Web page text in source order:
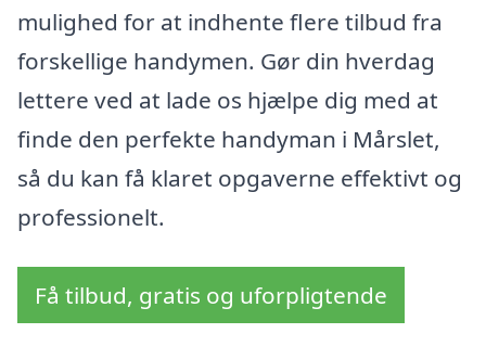
mulighed for at indhente flere tilbud fra
forskellige handymen. Gør din hverdag
lettere ved at lade os hjælpe dig med at
finde den perfekte handyman i Mårslet,
så du kan få klaret opgaverne effektivt og
professionelt.
Få tilbud, gratis og uforpligtende